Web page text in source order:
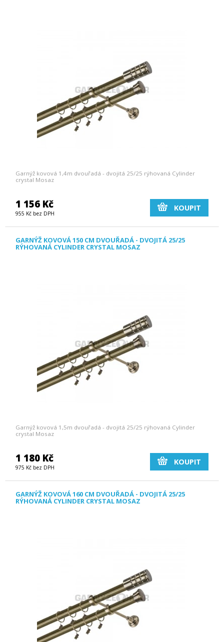
Garnýž kovová 1,4m dvouřadá - dvojitá 25/25 rýhovaná Cylinder
crystal Mosaz
1 156 Kč
955 Kč bez DPH
KOUPIT
GARNÝŽ KOVOVÁ 150 CM DVOUŘADÁ - DVOJITÁ 25/25
RÝHOVANÁ CYLINDER CRYSTAL MOSAZ
Garnýž kovová 1,5m dvouřadá - dvojitá 25/25 rýhovaná Cylinder
crystal Mosaz
1 180 Kč
975 Kč bez DPH
KOUPIT
GARNÝŽ KOVOVÁ 160 CM DVOUŘADÁ - DVOJITÁ 25/25
RÝHOVANÁ CYLINDER CRYSTAL MOSAZ